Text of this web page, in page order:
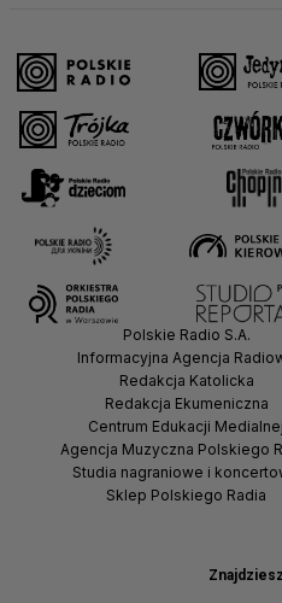
Polskie Radio S.A.
Informacyjna Agencja
Redakcja Katolicka
Redakcja Ekumeniczna
Centrum Edukacji Medialnej
Agencja Muzyczna Polskiego
Studia nagraniowe i
Sklep Polskiego Radia